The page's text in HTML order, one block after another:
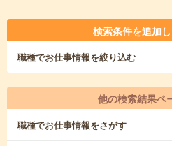
検索条件を追加
職種でお仕事情報を絞り込む
他の検索結果ペ
職種でお仕事情報をさがす